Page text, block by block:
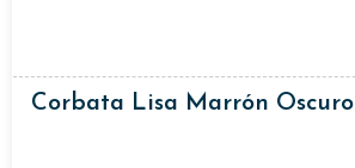
Corbata Lisa Marrón Oscuro